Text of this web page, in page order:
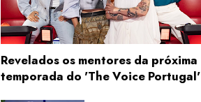
Revelados os mentores da próxima
temporada do 'The Voice Portugal'